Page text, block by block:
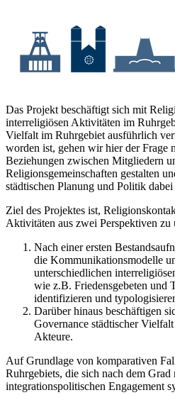
Das Projekt beschäftigt sich mit
interreligiösen Aktivitäten im
Vielfalt im Ruhrgebiet ausführlich
worden ist, gehen wir hier der Frage
Beziehungen zwischen Mitgliedern
Religionsgemeinschaften gestalten
städtischen Planung und Politik dabei
Ziel des Projektes ist,
Aktivitäten aus zwei Perspektiven zu
Nach einer ersten
die Kommunikationsmodelle
unterschiedlichen
wie z.B. Friedensgebeten und
identifizieren und
Darüber hinaus beschäftigen
Governance städtischer
Akteure.
Auf Grundlage von komparativen
Ruhrgebiets, die sich nach dem
integrationspolitischen Engagement